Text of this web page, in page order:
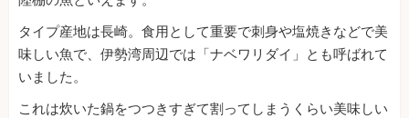
タイプ産地は長崎。食用として重要で刺身や塩焼きなどで美
味しい魚で、伊勢湾周辺では「ナベワリダイ」とも呼ばれて
いました。
これは炊いた鍋をつつきすぎて割ってしまうくらい美味しい